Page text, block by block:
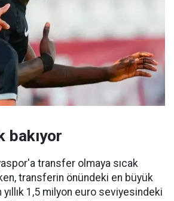
bakıyor
transfer olmaya sıcak
transferin önündeki en büyük
1,5 milyon euro seviyesindeki